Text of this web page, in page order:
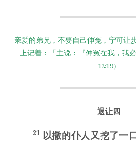
亲爱的弟兄，不要自己伸冤，宁可让
上记着：「主说：『伸冤在我，我必
12:19）
退让四
21 以撒的仆人又挖了一